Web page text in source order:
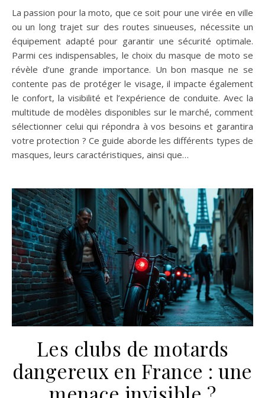
La passion pour la moto, que ce soit pour une virée en ville
ou un long trajet sur des routes sinueuses, nécessite un
équipement adapté pour garantir une sécurité optimale.
Parmi ces indispensables, le choix du masque de moto se
révèle d’une grande importance. Un bon masque ne se
contente pas de protéger le visage, il impacte également
le confort, la visibilité et l’expérience de conduite. Avec la
multitude de modèles disponibles sur le marché, comment
sélectionner celui qui répondra à vos besoins et garantira
votre protection ? Ce guide aborde les différents types de
masques, leurs caractéristiques, ainsi que…
Les clubs de motards
dangereux en France : une